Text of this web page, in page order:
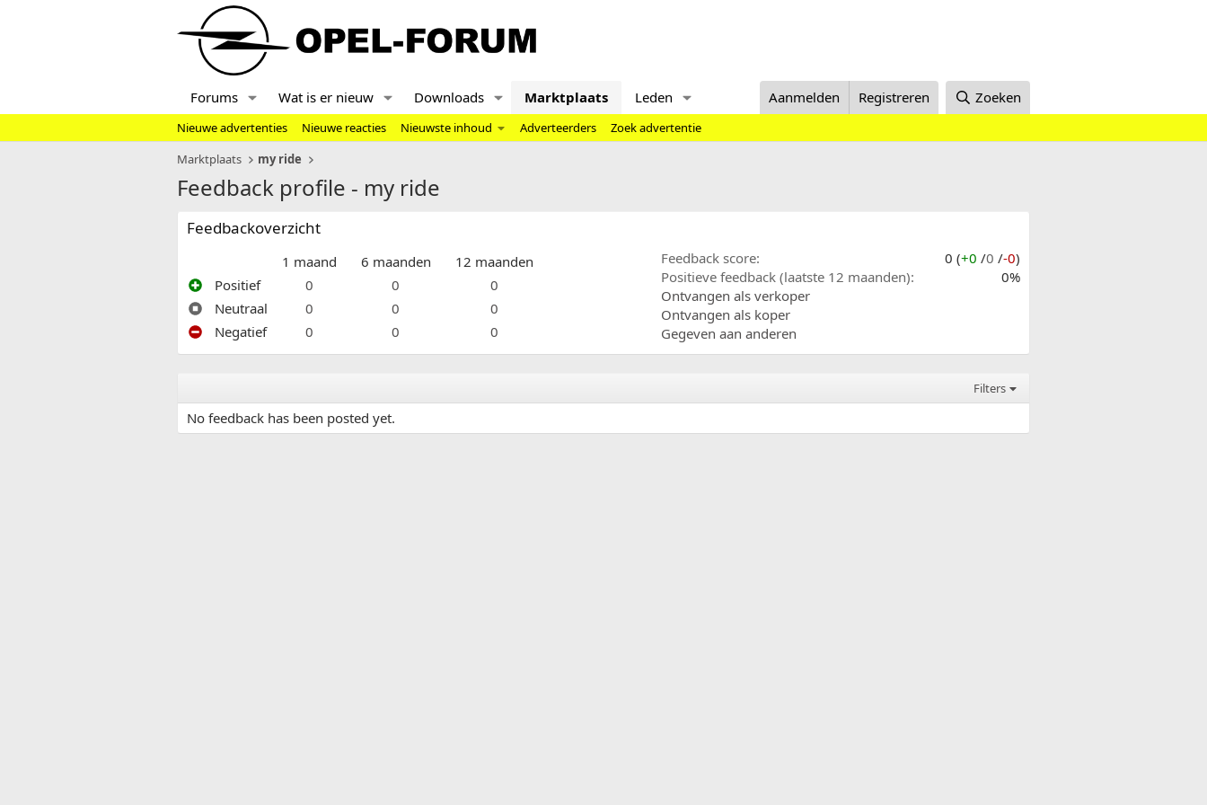
Forums Wat is er nieuw Downloads Marktplaats Leden Aanmelden Registreren Zoeken
Nieuwe advertenties Nieuwe reacties Nieuwste inhoud Adverteerders
Zoek advertentie
Marktplaats
my ride
Feedback profile - my ride
Feedbackoverzicht
1 maand 6 maanden
12 maanden
Positief
0 0
0
Neutraal
0 0
0
Negatief
0 0 0
Feedback score 0 (+0 /0 /-0)
Positieve feedback (laatste 12 maanden)
0%
Ontvangen als verkoper
Ontvangen als koper
Gegeven aan anderen
Filters
No feedback has been posted yet.